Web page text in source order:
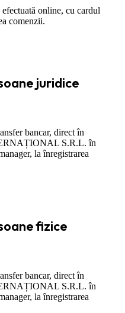
online, cu cardul
comenzii.
juridice
bancar, direct în
S.R.L. în
la înregistrarea
fizice
bancar, direct în
S.R.L. în
la înregistrarea